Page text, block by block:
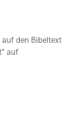
den Bibeltext
auf